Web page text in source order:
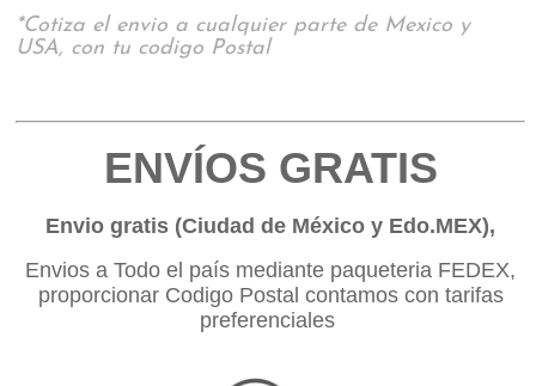
*Cotiza el envio a cualquier parte de Mexico y
USA, con tu codigo Postal
ENVÍOS GRATIS
Envio gratis (Ciudad de México y Edo.MEX),
Envios a Todo el país mediante paqueteria FEDEX,
proporcionar Codigo Postal contamos con tarifas
preferenciales